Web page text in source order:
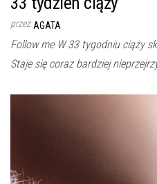
przez AGATA
Follow me W 33 tygodniu ciąży
Staje się coraz bardziej